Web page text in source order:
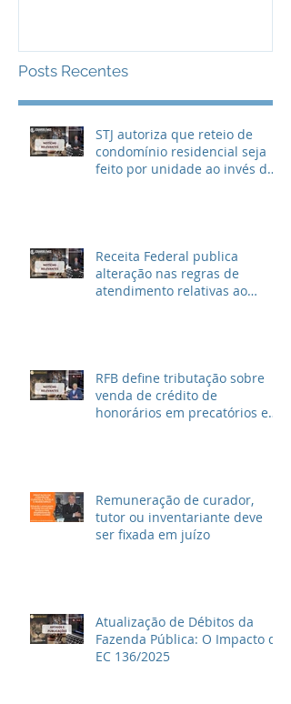
Posts Recentes
STJ autoriza que reteio de
condomínio residencial seja
feito por unidade ao invés de
Receita Federal publica
alteração nas regras de
atendimento relativas ao
RFB define tributação sobre
venda de crédito de
honorários em precatórios e
Remuneração de curador,
tutor ou inventariante deve
ser fixada em juízo
Atualização de Débitos da
Fazenda Pública: O Impacto da
EC 136/2025